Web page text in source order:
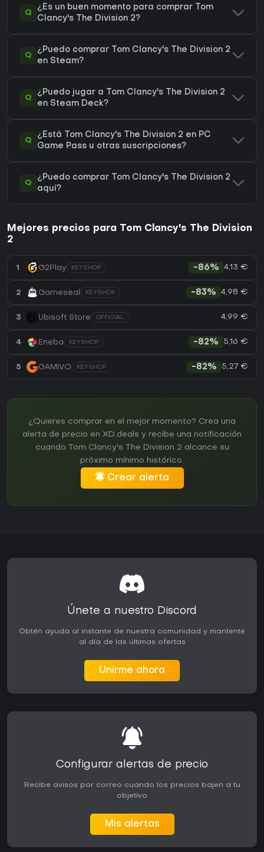
Q
¿Es un buen momento para comprar Tom
Clancy's The Division 2?
Q
¿Puedo comprar Tom Clancy's The Division 2
en Steam?
Q
¿Puedo jugar a Tom Clancy's The Division 2
en Steam Deck?
Q
¿Está Tom Clancy's The Division 2 en PC
Game Pass u otras suscripciones?
Q
¿Puedo comprar Tom Clancy's The Division 2
aquí?
Mejores precios para Tom Clancy's The Division
2
1 G2Play KEYSHOP -86% 4,13 €
2 Gameseal KEYSHOP -83% 4,98 €
3 Ubisoft Store OFFICIAL 4,99 €
4 Eneba KEYSHOP -82% 5,16 €
5 GAMIVO KEYSHOP -82% 5,27 €
¿Quieres comprar en el mejor momento? Crea una
alerta de precio en XD.deals y recibe una notificación
cuando Tom Clancy's The Division 2 alcance su
próximo mínimo histórico.
Crear alerta
Únete a nuestro Discord
Obtén ayuda al instante de nuestra comunidad y mantente
al día de las últimas ofertas
Unirme ahora
Configurar alertas de precio
Recibe avisos por correo cuando los precios bajen a tu
objetivo
Mis alertas